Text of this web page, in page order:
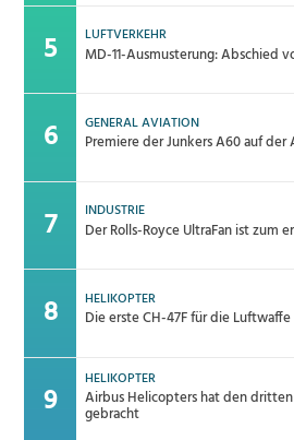
LUFTVERKEHR
MD-11-Ausmusterung: Abschied
GENERAL AVIATION
Premiere der Junkers A60 auf der
INDUSTRIE
Der Rolls-Royce UltraFan ist zum
HELIKOPTER
Die erste CH-47F für die
HELIKOPTER
Airbus Helicopters hat den
gebracht